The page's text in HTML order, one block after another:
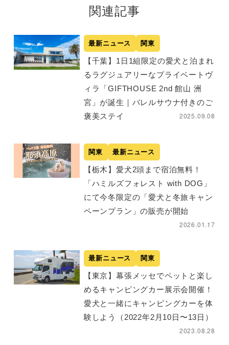
関連記事
最新ニュース 関東
【千葉】1日1組限定の愛犬と泊まれ
るラグジュアリーなプライベートヴ
ィラ「GIFTHOUSE 2nd 館山 洲
宮」が誕生｜バレルサウナ付きのご
褒美ステイ
2025.09.08
関東 最新ニュース
【栃木】愛犬2頭まで宿泊無料！
「ハミルズフォレスト with DOG」
にて今冬限定の「愛犬と冬旅キャン
ペーンプラン」の販売が開始
2026.01.17
最新ニュース 関東
【東京】幕張メッセでペットと楽し
めるキャンピングカー展示会開催！
愛犬と一緒にキャンピングカーを体
験しよう（2022年2月10日〜13日）
2023.08.28